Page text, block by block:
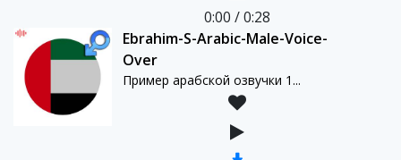
0:00 /0:28
Ebrahim-S-Arabic-Male-Voice-
Over
Пример арабской озвучки 1...